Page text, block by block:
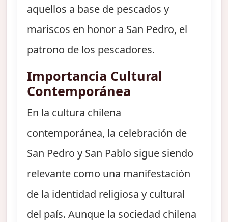
aquellos a base de pescados y
mariscos en honor a San Pedro, el
patrono de los pescadores.
Importancia Cultural
Contemporánea
En la cultura chilena
contemporánea, la celebración de
San Pedro y San Pablo sigue siendo
relevante como una manifestación
de la identidad religiosa y cultural
del país. Aunque la sociedad chilena